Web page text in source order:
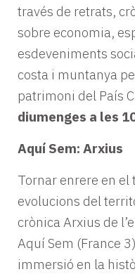
través de retrats,
sobre economia,
esdeveniments
costa i muntanya
patrimoni del País
diumenges a les
Aquí Sem: Arxius
Tornar enrere en el
evolucions del
crònica Arxius de
Aquí Sem (France
immersió en la